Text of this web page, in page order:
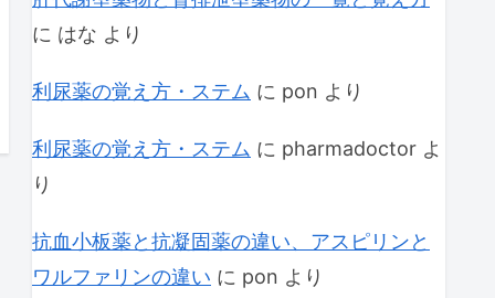
に はな より
利尿薬の覚え方・ステム に pon より
利尿薬の覚え方・ステム に pharmadoctor よ
り
抗血小板薬と抗凝固薬の違い、アスピリンと
ワルファリンの違い に pon より